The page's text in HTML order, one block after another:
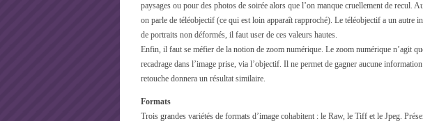
paysages ou pour des photos de soirée alors que l’on manque cruellement de recul.
on parle de téléobjectif (ce qui est loin apparaît rapproché). Le téléobjectif a un autre
de portraits non déformés, il faut user de ces valeurs hautes.
Enfin, il faut se méfier de la notion de zoom numérique. Le zoom numérique n’agit
recadrage dans l’image prise, via l’objectif. Il ne permet de gagner aucune
retouche donnera un résultat similaire.
Formats
Trois grandes variétés de formats d’image cohabitent : le Raw, le Tiff et le Jpeg.